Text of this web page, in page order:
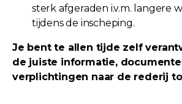
sterk afgeraden i.v.m. langere
tijdens de inscheping.
Je bent te allen tijde zelf
de juiste informatie,
verplichtingen naar de rederij